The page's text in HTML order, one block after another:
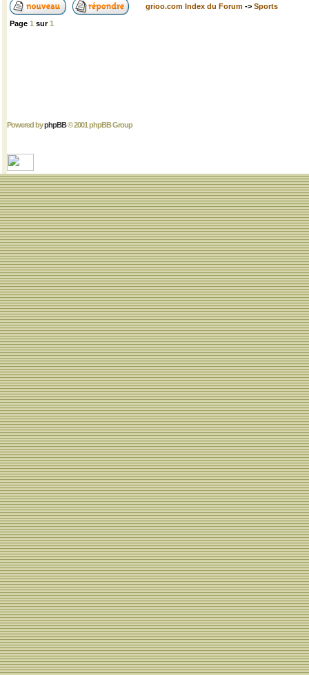
grioo.com Index du Forum -> Sports
Page 1 sur1
Powered byphpBB© 2001 phpBB Group